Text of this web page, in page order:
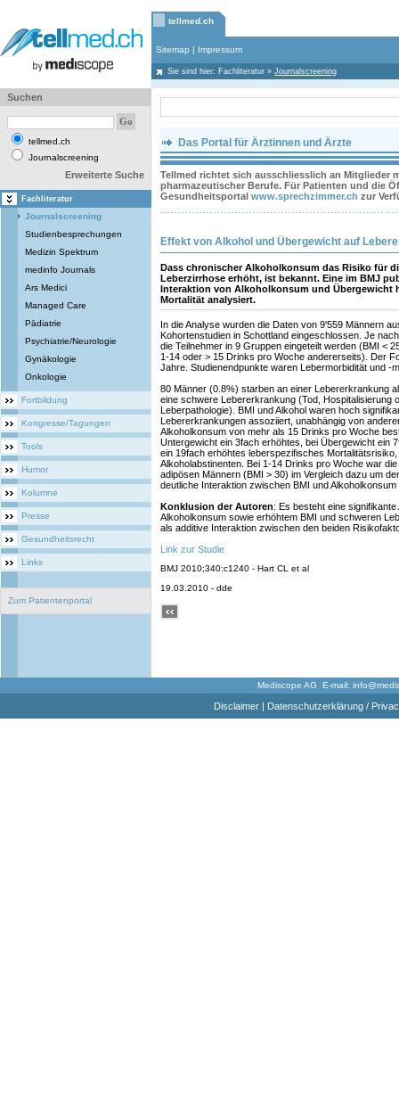
tellmed.ch
Sitemap | Impressum
Sie sind hier: Fachliteratur » Journalscreening
Suchen
tellmed.ch
Journalscreening
Erweiterte Suche
Fachliteratur
Journalscreening
Studienbesprechungen
Medizin Spektrum
medinfo Journals
Ars Medici
Managed Care
Pädiatrie
Psychiatrie/Neurologie
Gynäkologie
Onkologie
Fortbildung
Kongresse/Tagungen
Tools
Humor
Kolumne
Presse
Gesundheitsrecht
Links
Zum Patientenportal
Das Portal für Ärztinnen und Ärzte
Tellmed richtet sich ausschliesslich an Mitglieder
pharmazeutischer Berufe. Für Patienten und die
Gesundheitsportal www.sprechzimmer.ch zur
Effekt von Alkohol und Übergewicht auf
Dass chronischer Alkoholkonsum das Risiko für
Leberzirrhose erhöht, ist bekannt. Eine im BMJ
Interaktion von Alkoholkonsum und Übergewicht
Mortalität analysiert.
In die Analyse wurden die Daten von 9'559 Männern
Kohortenstudien in Schottland eingeschlossen. Je
die Teilnehmer in 9 Gruppen eingeteilt werden (BMI <
1-14 oder > 15 Drinks pro Woche andererseits). Der
Jahre. Studienendpunkte waren Lebermorbidität und -
80 Männer (0.8%) starben an einer Lebererkrankung
eine schwere Lebererkrankung (Tod, Hospitalisierung
Leberpathologie). BMI und Alkohol waren hoch
Lebererkrankungen assoziiert, unabhängig von
Alkoholkonsum von mehr als 15 Drinks pro Woche
Untergewicht ein 3fach erhöhtes, bei Übergewicht ein
ein 19fach erhöhtes leberspezifisches
Alkoholabstinenten. Bei 1-14 Drinks pro Woche war
adipösen Männern (BMI > 30) im Vergleich dazu um
deutliche Interaktion zwischen BMI und
Konklusion der Autoren: Es besteht eine
Alkoholkonsum sowie erhöhtem BMI und schweren
als additive Interaktion zwischen den beiden
Link zur Studie
BMJ 2010;340:c1240 - Hart CL et al
19.03.2010 - dde
Mediscope AG E-mail:
Disclaimer| Datenschutzerklärung /